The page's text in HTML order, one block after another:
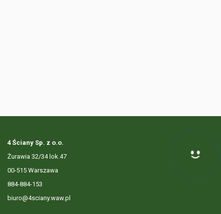
4 Ściany Sp. z o.o.
Żurawia 32/34 lok.47
00-515 Warszawa
884-884-153
biuro@4sciany.waw.pl